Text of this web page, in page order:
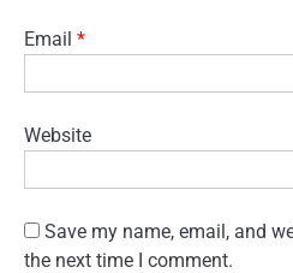
Email *
Website
Save my name, email, and
the next time I comment.